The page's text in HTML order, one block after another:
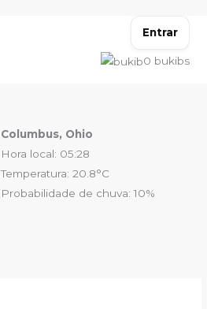
Entrar
0 bukibs
Columbus, Ohio
Hora local: 05:28
Temperatura: 20.8°C
Probabilidade de chuva: 10%